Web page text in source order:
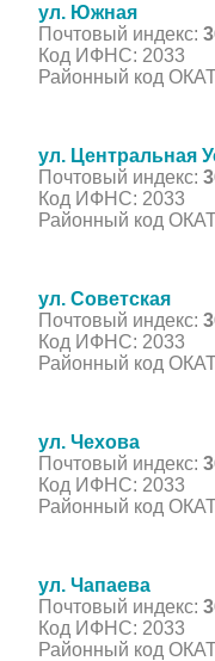
ул. Южная
Почтовый индекс:
Код ИФНС: 2033
Районный код
ул. Центральная
Почтовый индекс:
Код ИФНС: 2033
Районный код
ул. Советская
Почтовый индекс:
Код ИФНС: 2033
Районный код
ул. Чехова
Почтовый индекс:
Код ИФНС: 2033
Районный код
ул. Чапаева
Почтовый индекс:
Код ИФНС: 2033
Районный код